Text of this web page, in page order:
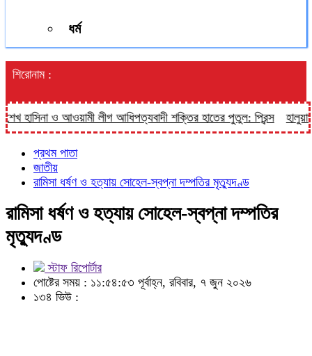
ধর্ম
শিরোনাম :
ও আওয়ামী লীগ আধিপত্যবাদী শক্তির হাতের পুতুল: প্রিন্স হালুয়াঘাট
প্রথম পাতা
জাতীয়
রামিসা ধর্ষণ ও হত্যায় সোহেল-স্বপ্না দম্পতির মৃত্যুদণ্ড
রামিসা ধর্ষণ ও হত্যায় সোহেল-স্বপ্না দম্পতির
মৃত্যুদণ্ড
স্টাফ রিপোর্টার
পোষ্টের সময় : ১১:৫৪:৫৩ পূর্বাহ্ন, রবিবার, ৭ জুন ২০২৬
১৩৪ ভিউ :